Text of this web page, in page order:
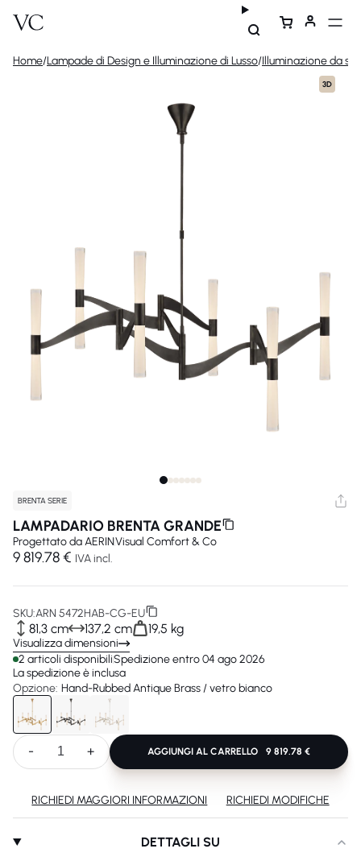
Home/Lampade di Design e Illuminazione di Lusso/Illuminazione da
DETTAGLI SU
3D
BRENTA SERIE
LAMPADARIO BRENTA GRANDE
Progettato daAERINVisual Comfort & Co
9 819.78 € IVA incl.
SKU:ARN 5472HAB-CG-EU
81,3 cm 137,2 cm 19,5 kg
Visualizza dimensioni
2 articoli disponibiliSpedizione entro 04 ago 2026
La spedizione è inclusa
Opzione: Hand-Rubbed Antique Brass / vetro bianco
- + AGGIUNGI AL CARRELLO 9 819.78 €
RICHIEDI MAGGIORI INFORMAZIONI RICHIEDI MODIFICHE